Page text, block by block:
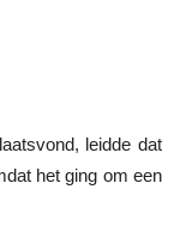
leidde dat
het ging om een